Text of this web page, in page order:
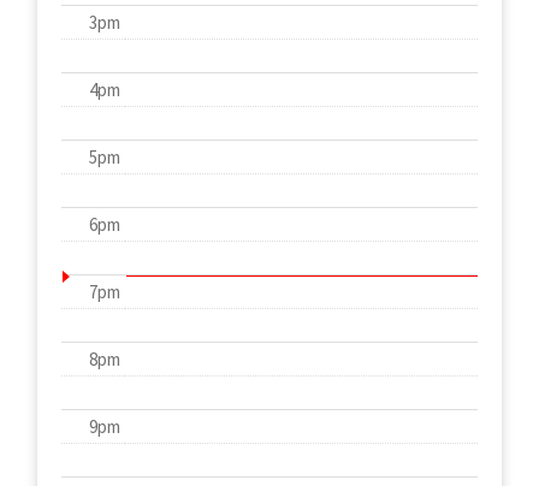
3pm
4pm
5pm
6pm
7pm
8pm
9pm